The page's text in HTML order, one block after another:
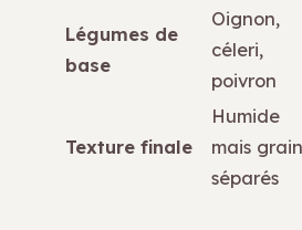
Légumes de
base
Oignon,
céleri,
poivron
Texture finale
Humide
mais
séparés